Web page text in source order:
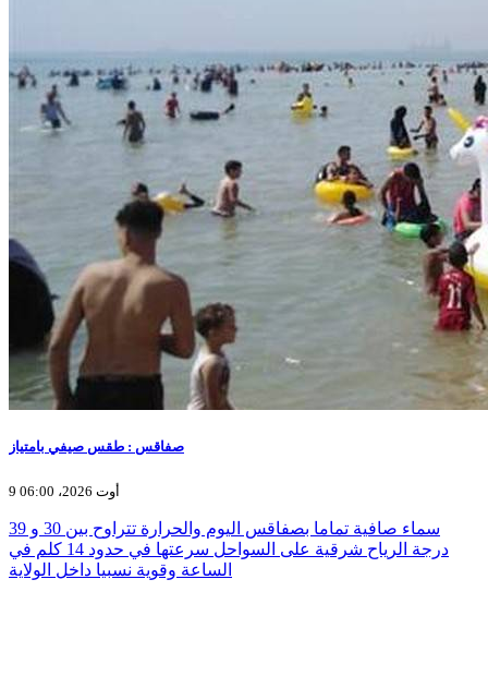
صفاقس : طقس صيفي بامتياز
9 أوت 2026، 06:00
سماء صافية تماما بصفاقس اليوم والحرارة تتراوح بين 30 و 39
درجة الرياح شرقية على السواحل سرعتها في حدود 14 كلم في
الساعة وقوية نسبيا داخل الولاية